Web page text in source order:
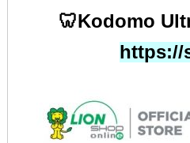
🦷Kodomo
https://